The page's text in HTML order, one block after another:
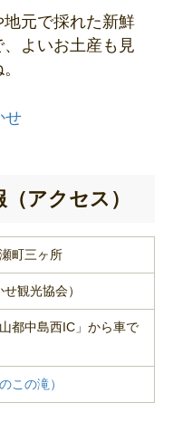
元で採れた新鮮
よいお土産も見
せ
アクセス）
町三ヶ所
観光協会）
都中島西IC」から車で
この滝）